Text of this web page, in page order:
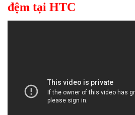
đệm tại HTC